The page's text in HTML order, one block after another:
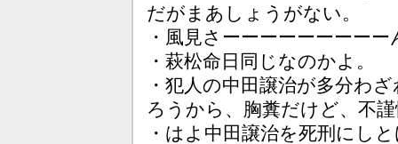
だがまあしょうがない。
・風見さーーーーーーーーー
・萩松命日同じなのかよ。
・犯人の中田譲治が多分わ
ろうから、胸糞だけど、不
・はよ中田譲治を死刑にし